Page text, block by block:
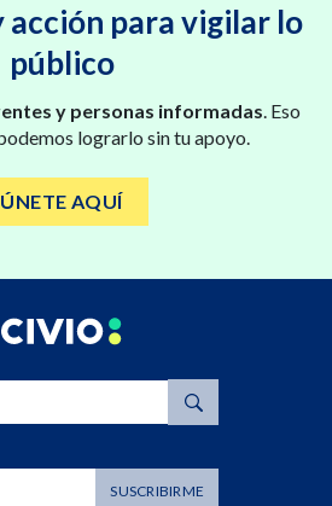
acción para vigilar lo
público
y personas informadas. Eso
lograrlo sin tu apoyo.
ÚNETE AQUÍ
correo SUSCRIBIRME